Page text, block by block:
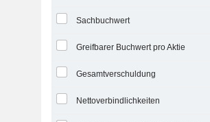
Sachbuchwert
Greifbarer Buchwert pro Aktie
Gesamtverschuldung
Nettoverbindlichkeiten